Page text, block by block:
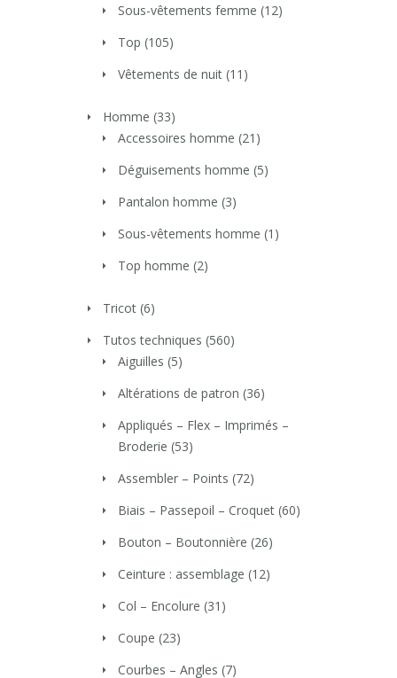
Sous-vêtements femme (12)
Top (105)
Vêtements de nuit (11)
Homme (33)
Accessoires homme (21)
Déguisements homme (5)
Pantalon homme (3)
Sous-vêtements homme (1)
Top homme (2)
Tricot (6)
Tutos techniques (560)
Aiguilles (5)
Altérations de patron (36)
Appliqués – Flex – Imprimés –
Broderie (53)
Assembler – Points (72)
Biais – Passepoil – Croquet (60)
Bouton – Boutonnière (26)
Ceinture : assemblage (12)
Col – Encolure (31)
Coupe (23)
Courbes – Angles (7)